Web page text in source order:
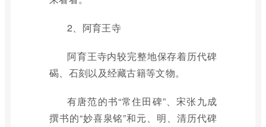
2、阿育王寺
阿育王寺内较完整地保存着历代碑
碣、石刻以及经藏古籍等文物。
有唐范的书“常住田碑”、宋张九成
撰书的“妙喜泉铭”和元、明、清历代碑